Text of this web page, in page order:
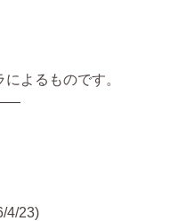
よるものです。
4/23)